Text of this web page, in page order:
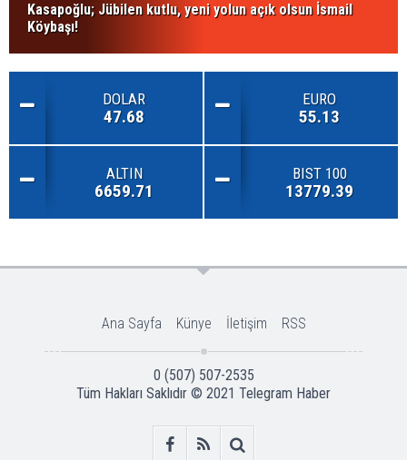
Kasapoğlu; Jübilen kutlu, yeni yolun açık olsun İsmail
Köybaşı!
DOLAR
47.68
EURO
55.13
ALTIN
6659.71
BIST 100
13779.39
Ana Sayfa Künye İletişim RSS
0 (507) 507-2535
Tüm Hakları Saklıdır © 2021 Telegram Haber